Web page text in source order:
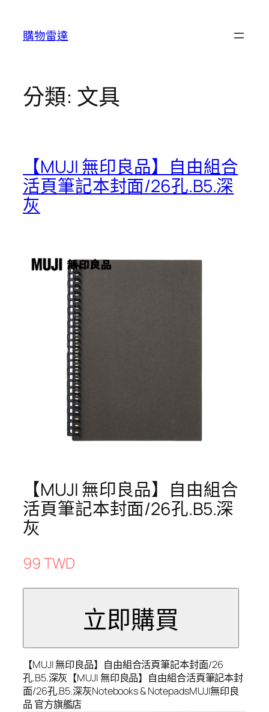
購物雷達
分類: 文具
【MUJI 無印良品】自由組合
活頁筆記本封面/26孔.B5.深
灰
【MUJI 無印良品】自由組合
活頁筆記本封面/26孔.B5.深
灰
99 TWD
【MUJI 無印良品】自由組合活頁筆記本封面/26
孔.B5.深灰【MUJI 無印良品】自由組合活頁筆記本封
面/26孔.B5.深灰Notebooks & NotepadsMUJI無印良
品 官方旗艦店